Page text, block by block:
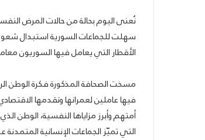
نُعنى اليوم بحالة من حالات المرض
سهلت للجماعات السورية استبدال
الأقطار التي يعامل فيها السوريون
مسخت الصحافة المذكورة فكرة الوطن
فيها عاملين لعمرانها وتقدمها
أمتهم وأبرز مزاياها النفسية، الوطن
التي تميّز الجماعات الإنسانية
القومي
الاجتماعي
نتائج
الخامسة
من
جائزة
أنطون
سعاده
عمدة الثقافة والفنون
القومي الاجتماعي تعلن
جائزة أنطون سعاده الأدبية